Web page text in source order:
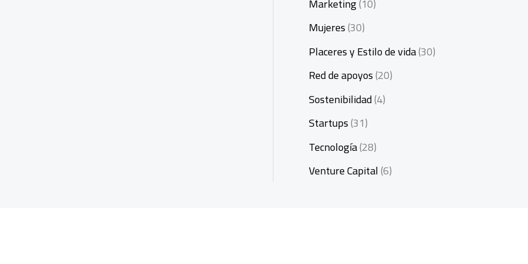
Mujeres(30)
Placeres y Estilo de vida(30)
Red de apoyos(20)
Sostenibilidad(4)
Startups(31)
Tecnología(28)
Venture Capital(6)